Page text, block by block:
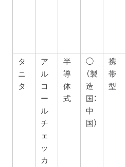
タ
ニ
タ
ア
ル
コ
ー
ル
チ
ェ
ッ
カ
半
導
体
式
◯
（製
造
国：
中
国）
携
帯
型